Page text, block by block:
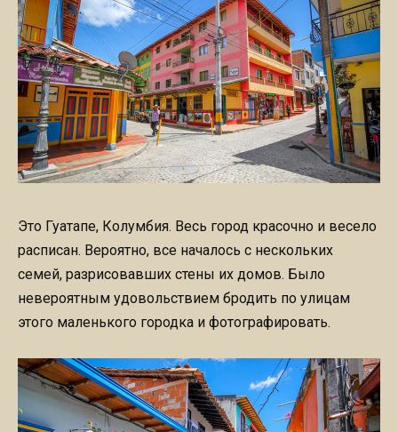
Это Гуатапе, Колумбия. Весь город красочно и весело
расписан. Вероятно, все началось с нескольких
семей, разрисовавших стены их домов. Было
невероятным удовольствием бродить по улицам
этого маленького городка и фотографировать.